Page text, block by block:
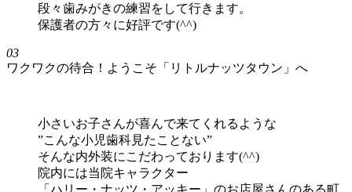
段々歯みがきの練習をして行きます。
保護者の方々に好評です(^^)
03
ワクワクの待合！ようこそ「リトルナッツタウン」へ
小さいお子さんが喜んで来てくれるような
”こんな小児歯科見たことない”
そんな内外装にこだわっております(^^)
院内には当院キャラクター
「ハリー・ナッツ・アッキー」のお店屋さんのある町